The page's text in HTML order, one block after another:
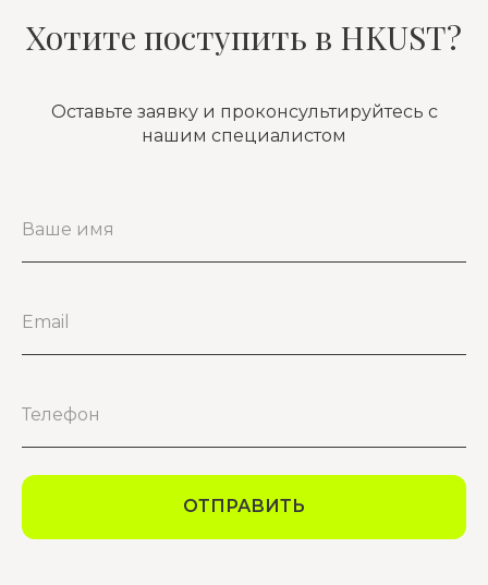
Хотите поступить в HKUST?
Оставьте заявку и проконсультируйтесь с
нашим специалистом
ОТПРАВИТЬ